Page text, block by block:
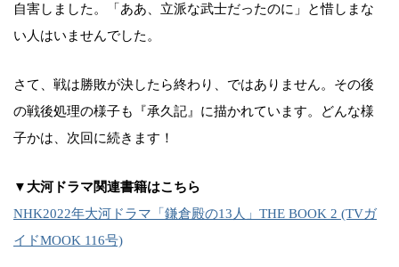
自害しました。「ああ、立派な武士だったのに」と惜しまな
い人はいませんでした。
さて、戦は勝敗が決したら終わり、ではありません。その後
の戦後処理の様子も『承久記』に描かれています。どんな様
子かは、次回に続きます！
▼大河ドラマ関連書籍はこちら
NHK2022年大河ドラマ「鎌倉殿の13人」THE BOOK 2 (TVガ
イドMOOK 116号)